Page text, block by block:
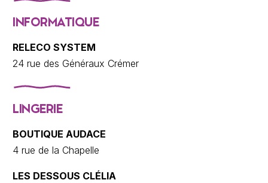
INFORMATIQUE
RELECO SYSTEM
24 rue des Généraux Crémer
LINGERIE
BOUTIQUE AUDACE
4 rue de la Chapelle
LES DESSOUS CLÉLIA